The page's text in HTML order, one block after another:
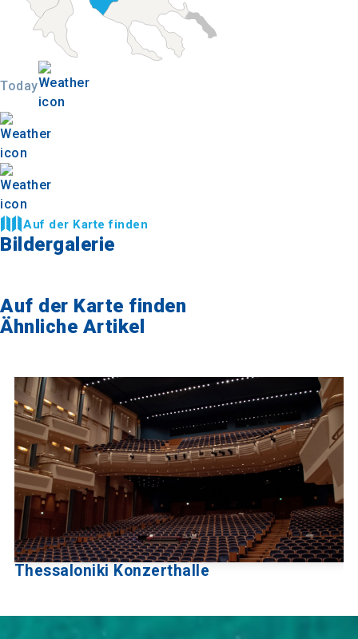
Today
Auf der Karte finden
Bildergalerie
Auf der Karte finden
Ähnliche Artikel
Thessaloniki Konzerthalle